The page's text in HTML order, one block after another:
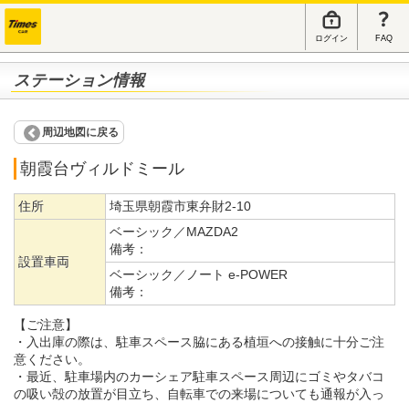
ログイン FAQ
ステーション情報
周辺地図に戻る
朝霞台ヴィルドミール
住所 埼玉県朝霞市東弁財2-10
設置車両
ベーシック／MAZDA2
備考：
ベーシック／ノート e-POWER
備考：
【ご注意】
・入出庫の際は、駐車スペース脇にある植垣への接触に十分ご注
意ください。
・最近、駐車場内のカーシェア駐車スペース周辺にゴミやタバコ
の吸い殻の放置が目立ち、自転車での来場についても通報が入っ